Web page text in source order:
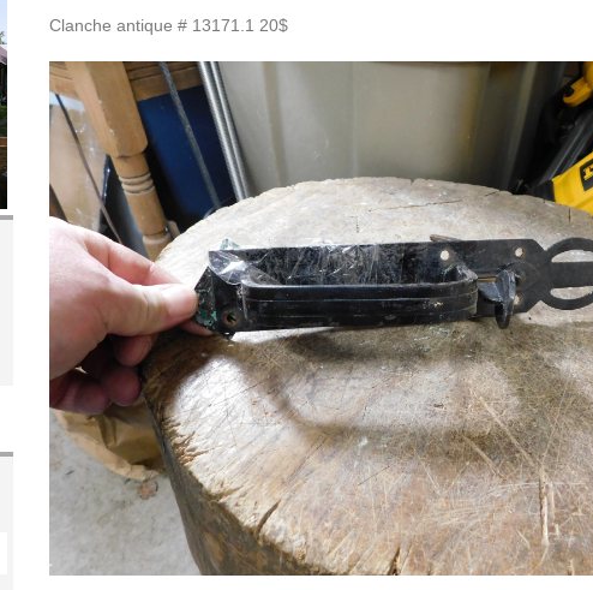
Clanche antique # 13171.1 20$